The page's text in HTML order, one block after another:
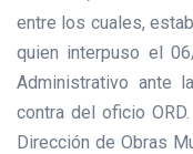
entre los cuales,
quien interpuso el
Administrativo ante
contra del oficio
Dirección de Obras